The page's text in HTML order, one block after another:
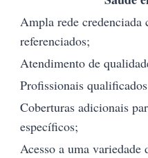
Ampla rede credenciada
referenciados;
Atendimento de
Profissionais
Coberturas adicionais
específicos;
Acesso a uma variedade